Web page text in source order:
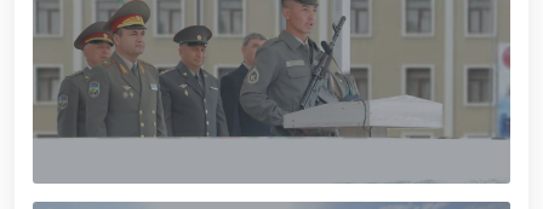
qo‘mondoni, general-polkovnik B.Tashmatov
poytaxtimizdagi manzilli ishlari davomida yoshlar
bilan uchrashib, ular bilan ochiq muloqot o‘tkazdi. //
Farg‘ona viloyatida jinoyat sodir etishga moyil
shaxslar yashash manzillarida tezkor tadbirlar
o‘tkazildi. // “8-mart – Xalqaro xotin qizlar kuni”
yuritib kyelayotgan ayollar uchun tantanali bayram